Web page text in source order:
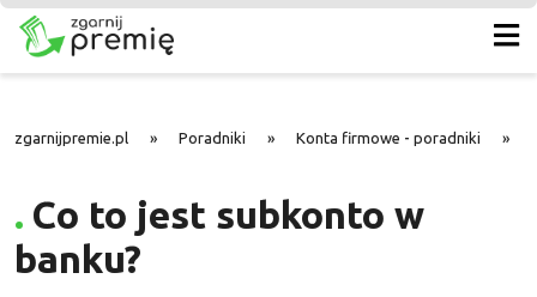
zgarnijpremie.pl » Poradniki » Konta firmowe - poradniki »
Co to jest subkonto w
banku?